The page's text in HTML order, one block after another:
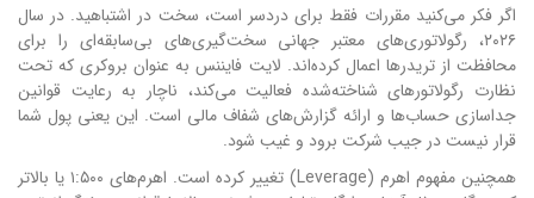
اگر فکر می‌کنید مقررات فقط برای دردسر است، سخت در اشتباهید. در سال
۲۰۲۶، رگولاتوری‌های معتبر جهانی سخت‌گیری‌های بی‌سابقه‌ای را برای
محافظت از تریدرها اعمال کرده‌اند. لایت فایننس به عنوان بروکری که تحت
نظارت رگولاتورهای شناخته‌شده فعالیت می‌کند، ناچار به رعایت قوانین
جداسازی حساب‌ها و ارائه گزارش‌های شفاف مالی است. این یعنی پول شما
قرار نیست در جیب شرکت برود و غیب شود.
همچنین مفهوم اهرم (Leverage) تغییر کرده است. اهرم‌های ۱:۵۰۰ یا بالاتر